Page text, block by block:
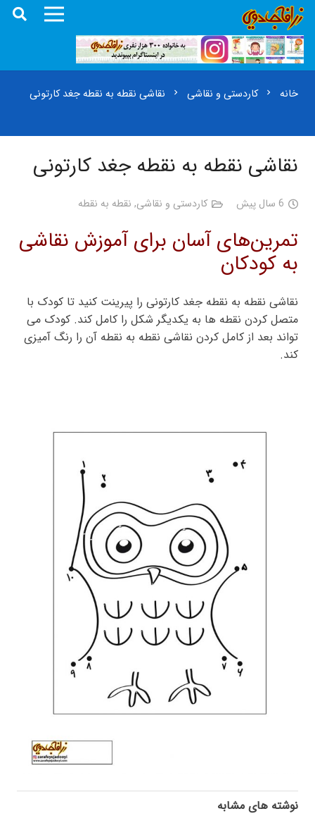
خانه chevron_right کاردستی و نقاشی chevron_right نقاشی نقطه به نقطه جغد کارتونی
نقاشی نقطه به نقطه جغد کارتونی
6 سال پیش کاردستی و نقاشی, نقطه به نقطه
تمرین‌های آسان برای آموزش نقاشی
به کودکان
نقاشی نقطه به نقطه جغد کارتونی را پیرینت کنید تا کودک با
متصل کردن نقطه ها به یکدیگر شکل را کامل کند. کودک می
تواند بعد از کامل کردن نقاشی نقطه به نقطه آن را رنگ آمیزی
کند.
نوشته های مشابه